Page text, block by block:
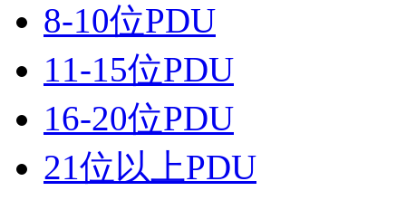
8-10位PDU
11-15位PDU
16-20位PDU
21位以上PDU